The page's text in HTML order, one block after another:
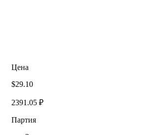
Цена
$29.10
2391.05 ₽
Партия